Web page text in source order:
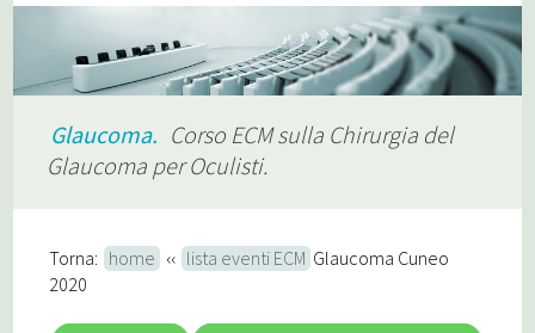
Glaucoma. Corso ECM sulla Chirurgia del
Glaucoma per Oculisti.
Torna: home ‹‹ lista eventi ECM Glaucoma Cuneo
2020